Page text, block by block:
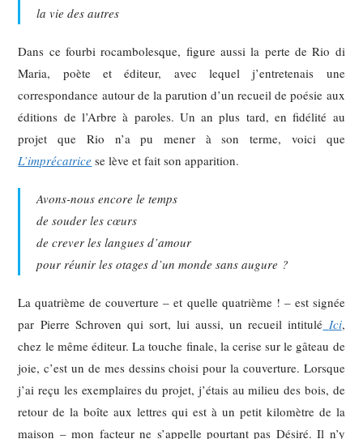
la vie des autres
Dans ce fourbi rocambolesque, figure aussi la perte de Rio di
Maria, poète et éditeur, avec lequel j’entretenais une
correspondance autour de la parution d’un recueil de poésie aux
éditions de l’Arbre à paroles. Un an plus tard, en fidélité au
projet que Rio n’a pu mener à son terme, voici que
L’imprécatrice se lève et fait son apparition.
Avons-nous encore le temps
de souder les cœurs
de crever les langues d’amour
pour réunir les otages d’un monde sans augure ?
La quatrième de couverture – et quelle quatrième ! – est signée
par Pierre Schroven qui sort, lui aussi, un recueil intitulé Ici,
chez le même éditeur. La touche finale, la cerise sur le gâteau de
joie, c’est un de mes dessins choisi pour la couverture. Lorsque
j’ai reçu les exemplaires du projet, j’étais au milieu des bois, de
retour de la boîte aux lettres qui est à un petit kilomètre de la
maison – mon facteur ne s’appelle pourtant pas Désiré. Il n’y